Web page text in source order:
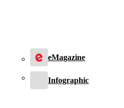
eMagazine
Infographic